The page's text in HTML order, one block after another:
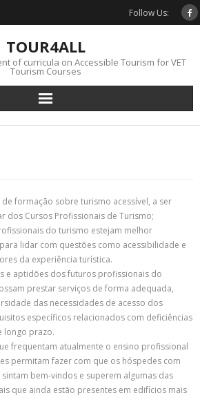
Follow Us:
TOUR4ALL
of curricula on Accessible Tourism for VET
Tourism Courses
formação sobre turismo acessível, a ser
dos Cursos Profissionais de Turismo;
do turismo estejam melhor
lidar com questões como acessibilidade e
da experiência turística.
e aptidões dos futuros profissionais do
prestar serviços de forma adequada,
das necessidades de acesso dos
específicos relacionados com deficiências
longo prazo.
frequentam atualmente o ensino profissional
permitam fazer com que os hóspedes com
bem-vindos e superem algumas das
que ainda estão presentes em edifícios mais